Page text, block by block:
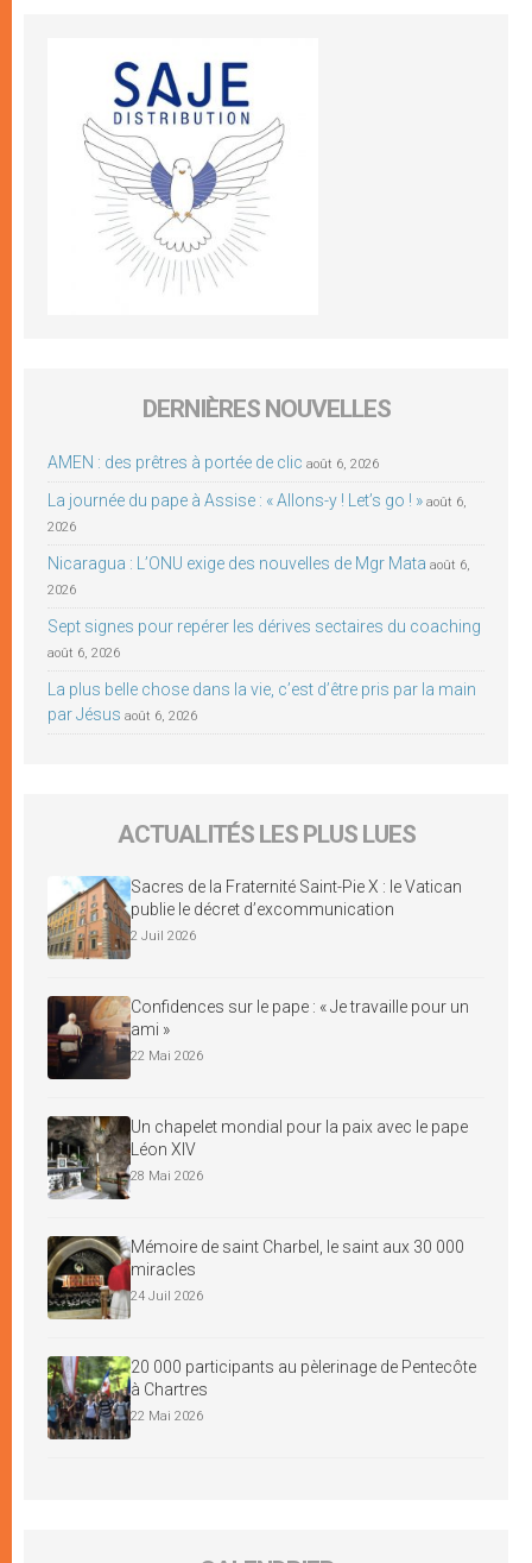
DERNIÈRES NOUVELLES
AMEN : des prêtres à portée de clic août 6, 2026
La journée du pape à Assise : « Allons-y ! Let’s go ! » août 6,
2026
Nicaragua : L’ONU exige des nouvelles de Mgr Mata août 6,
2026
Sept signes pour repérer les dérives sectaires du coaching
août 6, 2026
La plus belle chose dans la vie, c’est d’être pris par la main
par Jésus août 6, 2026
ACTUALITÉS LES PLUS LUES
Sacres de la Fraternité Saint-Pie X : le Vatican
publie le décret d’excommunication
2 Juil 2026
Confidences sur le pape : « Je travaille pour un
ami »
22 Mai 2026
Un chapelet mondial pour la paix avec le pape
Léon XIV
28 Mai 2026
Mémoire de saint Charbel, le saint aux 30 000
miracles
24 Juil 2026
20 000 participants au pèlerinage de Pentecôte
à Chartres
22 Mai 2026